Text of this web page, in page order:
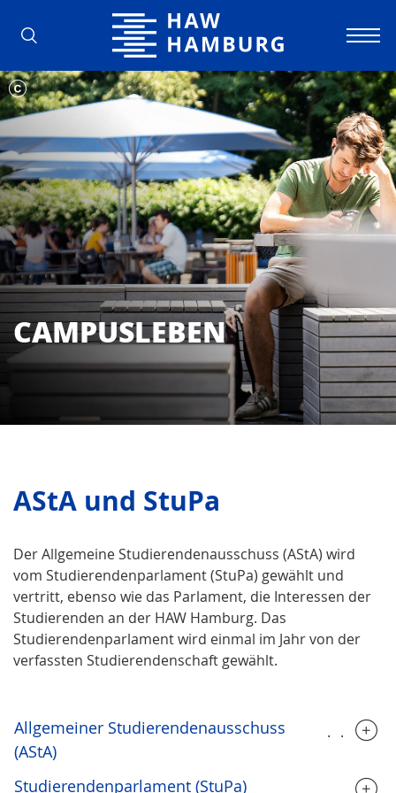
Hochschule für Angewandte
CAMPUSLEBEN
AStA und StuPa
Der Allgemeine Studierendenausschuss (AStA) wird
vom Studierendenparlament (StuPa) gewählt und
vertritt, ebenso wie das Parlament, die Interessen der
Studierenden an der HAW Hamburg. Das
Studierendenparlament wird einmal im Jahr von der
verfassten Studierendenschaft gewählt.
Allgemeiner Studierendenausschuss
(AStA)
Studierendenparlament (StuPa)